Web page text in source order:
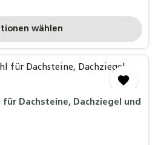
wählen
für Dachsteine, Dachziegel und